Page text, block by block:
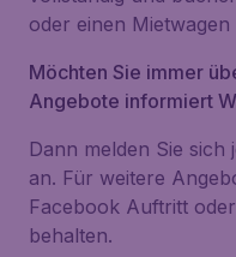
oder einen
Möchten Sie immer
Angebote informiert
Dann melden Sie
an. Für weitere
Facebook Auftritt
behalten.